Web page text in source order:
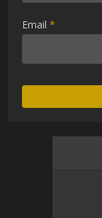
Email*